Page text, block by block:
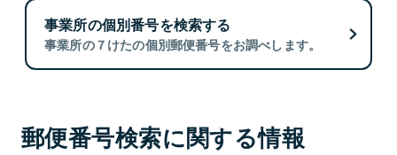
事業所の個別番号を検索する
事業所の７けたの個別郵便番号をお調べします。
郵便番号検索に関する情報